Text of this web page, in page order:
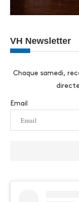
VH Newsletter
Chaque samedi,
Email